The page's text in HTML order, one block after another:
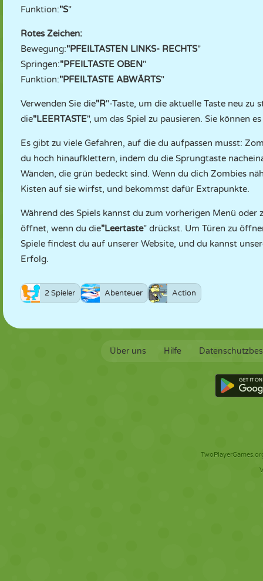
Funktion:"S"
Rotes Zeichen:
Bewegung:"PFEILTASTEN LINKS- RECHTS"
Springen:"PFEILTASTE OBEN"
Funktion:"PFEILTASTE ABWÄRTS"
Verwenden Sie die"R"-Taste, um die aktuelle Taste neu zu
die"LEERTASTE", um das Spiel zu pausieren. Sie können
Es gibt zu viele Gefahren, auf die du aufpassen musst:
du hoch hinaufklettern, indem du die Sprungtaste
Wänden, die grün bedeckt sind. Wenn du dich Zombies
Kisten auf sie wirfst, und bekommst dafür Extrapunkte.
Während des Spiels kannst du zum vorherigen Menü
öffnet, wenn du die"Leertaste" drückst. Um Türen zu
Spiele findest du auf unserer Website, und du kannst
Erfolg.
2 Spieler Abenteuer Action
Über uns Hilfe